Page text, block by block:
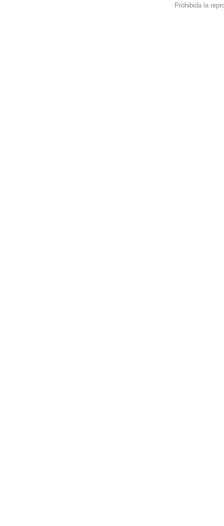
Prohibida la